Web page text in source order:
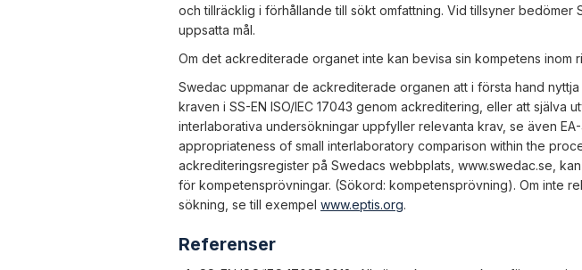
och tillräcklig i förhållande till sökt omfattning. Vid tillsyner
uppsatta mål.
Om det ackrediterade organet inte kan bevisa sin kompetens inom
Swedac uppmanar de ackrediterade organen att i första hand
kraven i SS-EN ISO/IEC 17043 genom ackreditering, eller att
interlaborativa undersökningar uppfyller relevanta krav, se även
appropriateness of small interlaboratory comparison within the
ackrediteringsregister på Swedacs webbplats, www.swedac.se,
för kompetensprövningar. (Sökord: kompetensprövning). Om inte
sökning, se till exempel www.eptis.org.
Referenser